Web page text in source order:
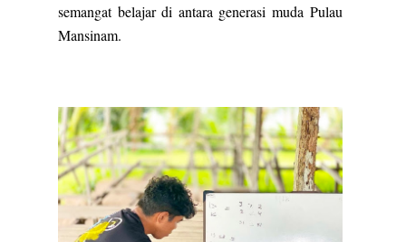
semangat belajar di antara generasi muda Pulau
Mansinam.